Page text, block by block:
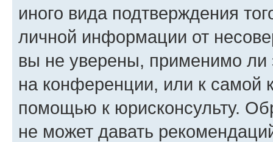
иного вида подтверждения
личной информации от
вы не уверены, применимо ли
на конференции, или к самой
помощью к юрисконсульту.
не может давать